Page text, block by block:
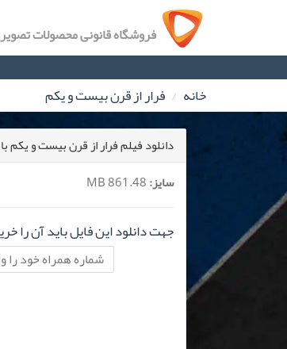
فروشگاه قانونی محصولات
خانه فرار از قرن بیست و یکم
دانلود فیلم فرار از قرن بیست و یکم با
سایز:
جهت دانلود این فایل باید آن را